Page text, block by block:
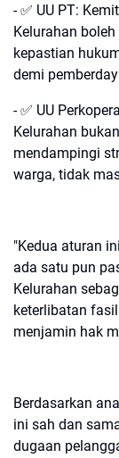
- ✅ UU PT:
Kelurahan
kepastian
demi
- ✅ UU
Kelurahan
mendampingi
warga, tidak
"Kedua aturan
ada satu pun
Kelurahan
keterlibatan
menjamin hak
Berdasarkan
ini sah dan
dugaan